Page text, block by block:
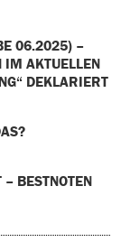
06.2025) –
IM AKTUELLEN
DEKLARIERT
– BESTNOTEN